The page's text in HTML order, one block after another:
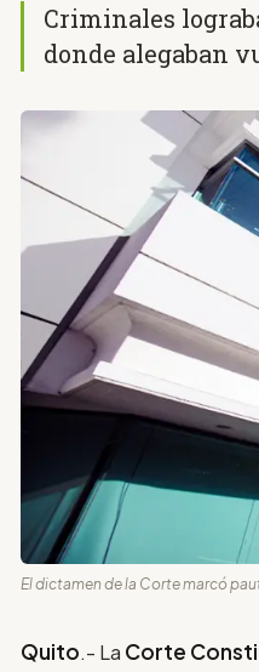
Criminales
donde alegaban
El dictamen de la Corte marcó
Quito.- La Corte